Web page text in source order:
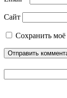
Сайт
Сохранить моё